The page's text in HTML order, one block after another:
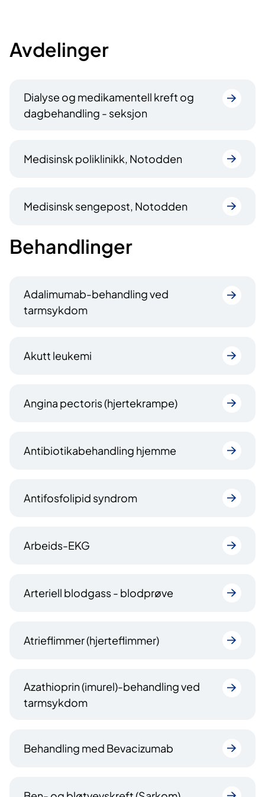
Avdelinger
Dialyse og medikamentell kreft og
dagbehandling - seksjon
Medisinsk poliklinikk, Notodden
Medisinsk sengepost, Notodden
Behandlinger
Adalimumab-behandling ved
tarmsykdom
Akutt leukemi
Angina pectoris (hjertekrampe)
Antibiotikabehandling hjemme
Antifosfolipid syndrom
Arbeids-EKG
Arteriell blodgass - blodprøve
Atrieflimmer (hjerteflimmer)
Azathioprin (imurel)-behandling ved
tarmsykdom
Behandling med Bevacizumab